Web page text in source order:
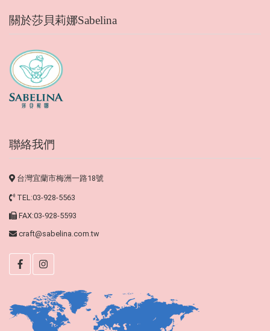
關於莎貝莉娜Sabelina
聯絡我們
台灣宜蘭市梅洲一路18號
TEL:03-928-5563
FAX:03-928-5593
craft@sabelina.com.tw